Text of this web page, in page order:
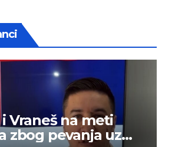
Vraneš na meti
zbog pevanja uz